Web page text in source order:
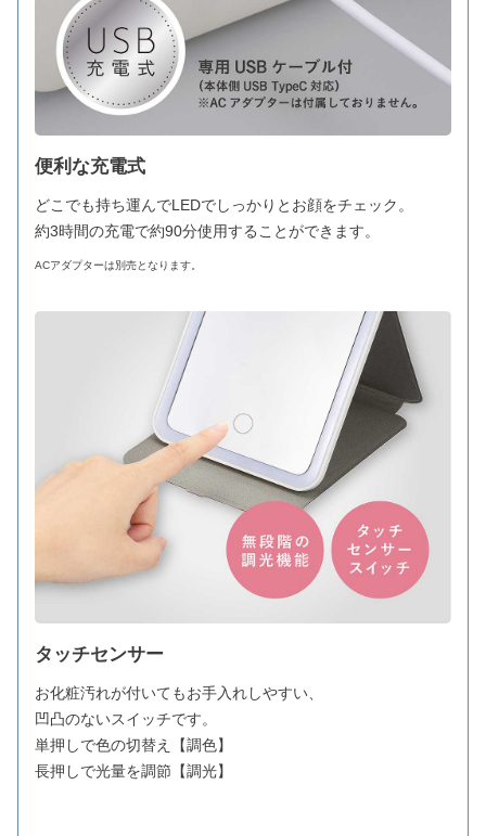
便利な充電式
どこでも持ち運んでLEDでしっかりとお顔をチェック。
約3時間の充電で約90分使用することができます。
ACアダプターは別売となります。
タッチセンサー
お化粧汚れが付いてもお手入れしやすい、
凹凸のないスイッチです。
単押しで色の切替え【調色】
長押しで光量を調節【調光】